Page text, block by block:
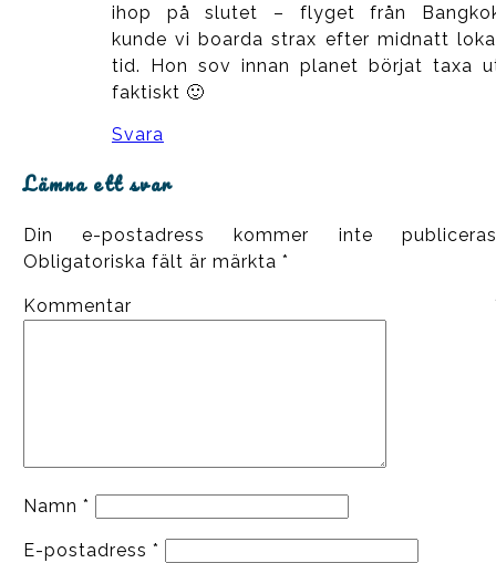
ihop på slutet – flyget från
kunde vi boarda strax efter midnatt
tid. Hon sov innan planet börjat taxa
faktiskt 🙂
Svara
Lämna ett svar
Din e-postadress kommer inte
Obligatoriska fält är märkta *
Kommentar
Namn *
E-postadress *